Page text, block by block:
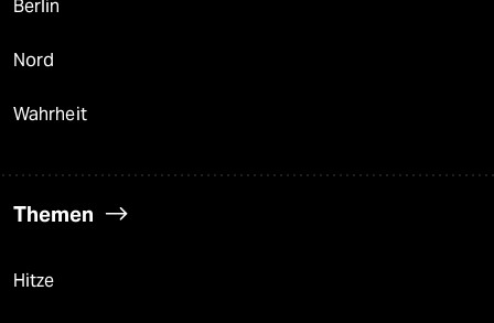
Berlin
Nord
Wahrheit
Themen
Hitze